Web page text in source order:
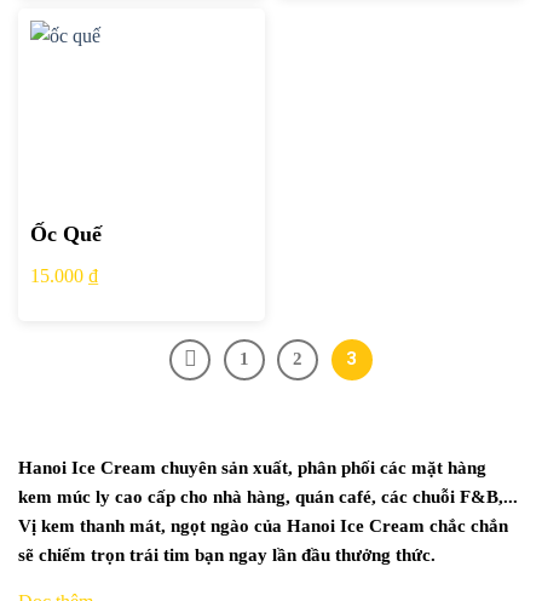
Ốc Quế
15.000 ₫
1 2 3
Hanoi Ice Cream chuyên sản xuất, phân phối các mặt hàng
kem múc ly cao cấp cho nhà hàng, quán café, các chuỗi F&B,...
Vị kem thanh mát, ngọt ngào của Hanoi Ice Cream chắc chắn
sẽ chiếm trọn trái tim bạn ngay lần đầu thưởng thức.